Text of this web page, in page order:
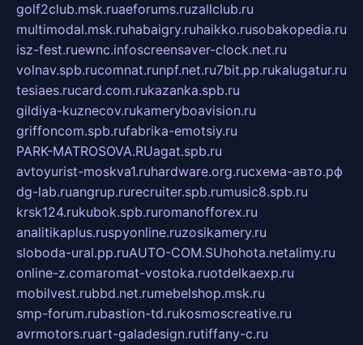
golf2club.msk.ruaeforums.ruzallclub.ru
multimodal.msk.ruhabaigry.ruhaikko.rusobakopedia.ru
isz-fest.ruewnc.infoscreensaver-clock.net.ru
volnav.spb.rucomnat.runpf.net.ru7bit.pp.rukalugatur.ru
tesiaes.rucard.com.rukazanka.spb.ru
gildiya-kuznecov.rukameryboavision.ru
griffoncom.spb.rufabrika-emotsiy.ru
PARK-MATROSOVA.RUagat.spb.ru
avtoyurist-moskva1.ruhardware.org.ruсхема-авто.рф
dg-lab.ruangrup.rurecruiter.spb.rumusic8.spb.ru
krsk124.rukubok.spb.ruromanofforex.ru
analitikaplus.ruspyonline.ruzosikamery.ru
sloboda-ural.pp.ruAUTO-COM.SUhohota.netalimy.ru
online-z.comaromat-vostoka.ruotdelkaexp.ru
mobilvest.rubbd.net.rumebelshop.msk.ru
smp-forum.rubastion-td.rukosmoscreative.ru
avrmotors.ruart-galadesign.rutiffany-c.ru